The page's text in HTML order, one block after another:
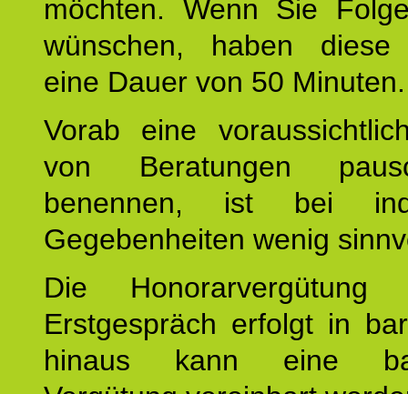
möchten. Wenn Sie
wünschen, haben diese
eine Dauer von 50 Minuten.
Vorab eine
von Beratungen
benennen, ist bei
Gegebenheiten wenig
Die
Erstgespräch erfolgt in
hinaus kann eine